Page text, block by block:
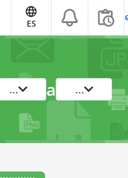
ES
... a ...